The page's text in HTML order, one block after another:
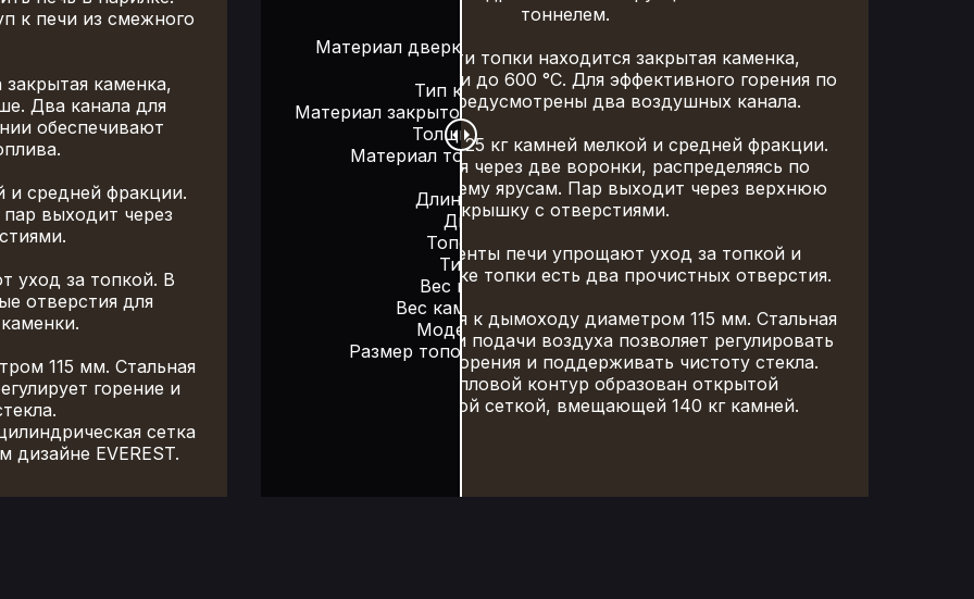
Глубина: 745 мм
Материал дверки: Особо прочная котловая сталь 09Г2С
Вес: 100 кг
Тип каменки: Открытая//Закрытая
Материал закрытой каменки: Нержавеющая сталь (AISI 430)
Толщина закрытой каменки : 4 мм
Материал топки: Нержавеющая сталь (AISI 430)
Длина топки: 440 мм
Длина топочного тоннеля: 125 мм
Диаметр дымохода: 115 мм
Топочный тоннель: Без выноса
Тип конвектора: Сетка INOX
Вес камней в конвекторе: 140 кг
Вес камней в закрытой каменке: 25 кг
Модель дверки: Везувий 320 "М"
Размер топочной дверки наружный: 410х530 мм
тоннелем.
В верхней части топки находится закрытая каменка,
нагревающая камни до 600 °C. Для эффективного горения по
бокам топки предусмотрены два воздушных канала.
Каменка вмещает 25 кг камней мелкой и средней фракции.
Вода заливается через две воронки, распределяясь по
нижнему и среднему ярусам. Пар выходит через верхнюю
крышку с отверстиями.
Съёмные элементы печи упрощают уход за топкой и
каменкой. В крышке топки есть два прочистных отверстия.
Печь подключается к дымоходу диаметром 115 мм. Стальная
дверь с системами подачи воздуха позволяет регулировать
интенсивность горения и поддерживать чистоту стекла.
Внешний тепловой контур образован открытой
цилиндрической сеткой, вмещающей 140 кг камней.
сталь 09Г2С
сталь (AISI 430)
: 4 мм
(AISI 430)
340 мм
мм
140 кг
25 кг
"М"
410х530 мм
к печи из смежного
закрытая каменка,
Два канала для
обеспечивают
и средней фракции.
пар выходит через
уход за топкой. В
отверстия для
115 мм. Стальная
горение и
сетка
дизайне EVEREST.